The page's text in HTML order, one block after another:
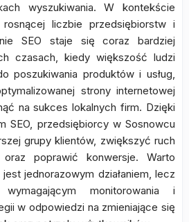
wyszukiwania. W kontekście
liczbie przedsiębiorstw i
SEO staje się coraz bardziej
czasach, kiedy większość ludzi
poszukiwania produktów i usług,
strony internetowej
na sukces lokalnych firm. Dzięki
SEO, przedsiębiorcy w Sosnowcu
grupy klientów, zwiększyć ruch
poprawić konwersje. Warto
jednorazowym działaniem, lecz
monitorowania i
w odpowiedzi na zmieniające się